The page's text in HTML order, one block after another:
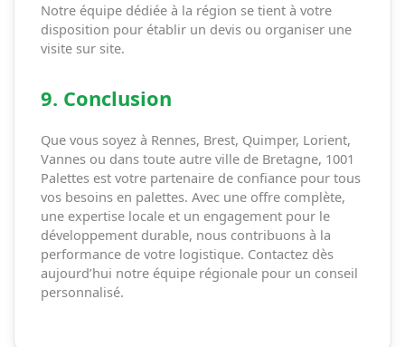
Notre équipe dédiée à la région se tient à votre
disposition pour établir un devis ou organiser une
visite sur site.
9. Conclusion
Que vous soyez à Rennes, Brest, Quimper, Lorient,
Vannes ou dans toute autre ville de Bretagne, 1001
Palettes est votre partenaire de confiance pour tous
vos besoins en palettes. Avec une offre complète,
une expertise locale et un engagement pour le
développement durable, nous contribuons à la
performance de votre logistique. Contactez dès
aujourd’hui notre équipe régionale pour un conseil
personnalisé.